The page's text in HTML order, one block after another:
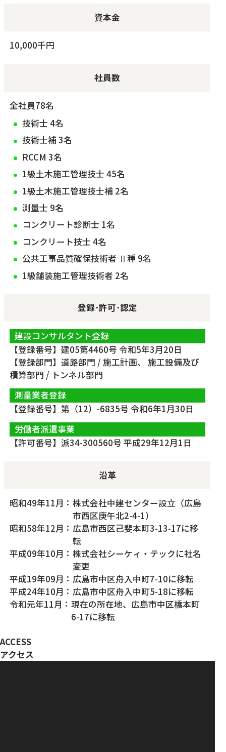
資本金
10,000千円
社員数
全社員78名
技術士 4名
技術士補 3名
RCCM 3名
1級土木施工管理技士 45名
1級土木施工管理技士補 2名
測量士 9名
コンクリート診断士 1名
コンクリート技士 4名
公共工事品質確保技術者 Ⅱ種 9名
1級舗装施工管理技術者 2名
登録･許可･認定
建設コンサルタント登録
【登録番号】建05第4460号 令和5年3月20日
【登録部門】道路部門 / 施工計画、 施工設備及び
積算部門 / トンネル部門
測量業者登録
【登録番号】第（12）-6835号 令和6年1月30日
労働者派遣事業
【許可番号】派34-300560号 平成29年12月1日
沿革
昭和49年11月
株式会社中建センター設立（広島
市西区庚午北2-4-1）
昭和58年12月
広島市西区己斐本町3-13-17に移
転
平成09年10月
株式会社シーケィ・テックに社名
変更
平成19年09月
広島市中区舟入中町7-10に移転
平成24年10月
広島市中区舟入中町5-18に移転
令和元年11月
現在の所在地、広島市中区橋本町
6-17に移転
ACCESS
アクセス